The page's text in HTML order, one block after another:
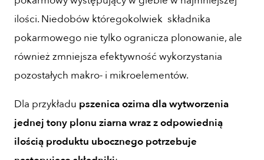
ilości. Niedobów któregokolwiek składnika
pokarmowego nie tylko ogranicza plonowanie, ale
również zmniejsza efektywność wykorzystania
pozostałych makro- i mikroelementów.
Dla przykładu pszenica ozima dla wytworzenia
jednej tony plonu ziarna wraz z odpowiednią
ilością produktu ubocznego potrzebuje